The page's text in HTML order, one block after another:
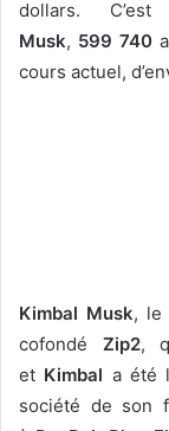
dollars.
Musk, 599 740
cours actuel,
Kimbal Musk, le
cofondé Zip2,
et Kimbal a été
société de son